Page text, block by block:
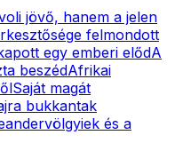
jövő, hanem a jelen
felmondott
egy emberi elődA
beszédAfrikai
Saját magát
bukkantak
és a